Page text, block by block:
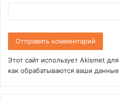
Этот сайт использует Akismet
как обрабатываются ваши